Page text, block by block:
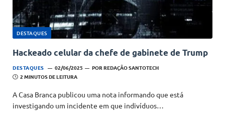
DESTAQUES
Hackeado celular da chefe de gabinete de Trump
DESTAQUES 02/06/2025 POR REDAÇÃO SANTOTECH
2 MINUTOS DE LEITURA
A Casa Branca publicou uma nota informando que está
investigando um incidente em que indivíduos…